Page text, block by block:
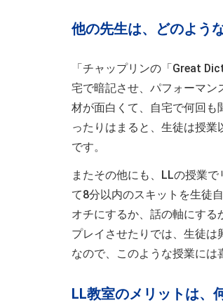
他の先生は、どのよう
「チャップリンの「Great
宅で暗記させ、パフォーマン
材が面白くて、自宅で何回も
ったりはまると、生徒は授
です。
またその他にも、LLの授業
て8分以内のスキットを生徒
オチにするか、話の軸にす
プレイさせたりでは、生徒は
なので、このような授業には
LL教室のメリットは、